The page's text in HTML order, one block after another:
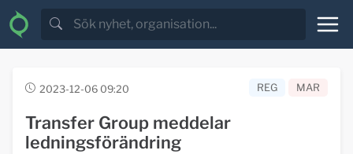
2023-12-06 09:20 REG MAR
Transfer Group meddelar
ledningsförändring